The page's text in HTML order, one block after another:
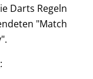
Darts Regeln
"Match
: